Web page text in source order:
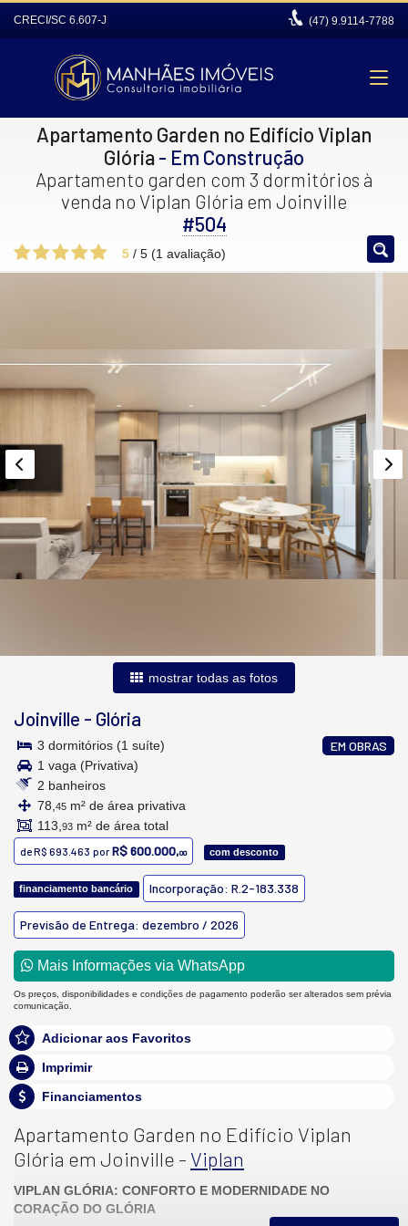
CRECI/SC 6.607-J (47) 9.9114-7788
Apartamento Garden no Edifício Viplan
Glória- Em Construção
Apartamento garden com 3 dormitórios à
venda no Viplan Glória em Joinville
#504
5 / 5 (1 avaliação)
mostrar todas as fotos
Joinville - Glória
EM OBRAS
3 dormitórios (1 suíte)
1 vaga (Privativa)
2 banheiros
78, 45 m² de área privativa
113, 93 m² de área total
deR$ 693.463 porR$ 600.000,00 com desconto
financiamento bancário Incorporação: R.2-183.338
Previsão de Entrega: dezembro / 2026
Mais Informações via WhatsApp
Os preços, disponibilidades e condições de pagamento poderão ser alterados sem prévia
comunicação.
Adicionar aos Favoritos
Imprimir
Financiamentos
Apartamento Garden no Edifício Viplan
Glória em Joinville - Viplan
VIPLAN GLÓRIA: CONFORTO E MODERNIDADE NO
CORAÇÃO DO GLÓRIA